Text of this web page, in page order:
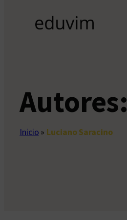
Autores:
Inicio » Luciano Saracino